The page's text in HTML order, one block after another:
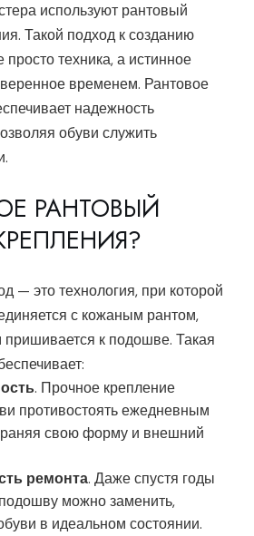
используют рантовый
Такой подход к созданию
техника, а истинное
временем. Рантовое
надежность
обуви служить
РАНТОВЫЙ
— это технология, при которой
с кожаным рантом,
пришивается к подошве. Такая
. Прочное крепление
противостоять ежедневным
свою форму и внешний
ремонта. Даже спустя годы
можно заменить,
в идеальном состоянии.